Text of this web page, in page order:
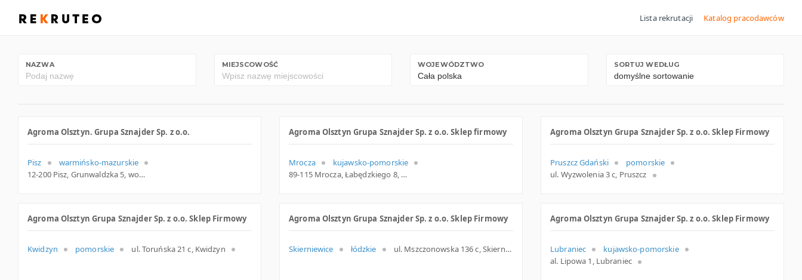
Lista rekrutacji Katalog pracodawców
NAZWA MIEJSCOWOŚĆ WOJEWÓDZTWO SORTUJ WEDŁUG
Agroma Olsztyn. Grupa Sznajder Sp. z o.o.
Pisz
warmińsko-mazurskie
12-200 Pisz, Grunwaldzka 5, woj. Warmińsko-mazurskie, pow. Piski, gm. Pisz
Agroma Olsztyn Grupa Sznajder Sp. z o.o. Sklep firmowy
Mrocza
kujawsko-pomorskie
89-115 Mrocza, Łabędzkiego 8, woj. Kujawsko-pomorskie, pow. Nakielski, gm. Mrocza
Agroma Olsztyn Grupa Sznajder Sp. z o.o. Sklep Firmowy
Pruszcz Gdański
pomorskie
ul. Wyzwolenia 3 c, Pruszcz
Agroma Olsztyn Grupa Sznajder Sp. z o.o. Sklep Firmowy
Kwidzyn pomorskie ul. Toruńska 21 c, Kwidzyn
Agroma Olsztyn Grupa Sznajder Sp. z o.o. Sklep Firmowy
Skierniewice łódzkie ul. Mszczonowska 136 c, Skierniewice
Agroma Olsztyn Grupa Sznajder Sp. z o.o. Sklep Firmowy
Lubraniec
kujawsko-pomorskie
al. Lipowa 1, Lubraniec